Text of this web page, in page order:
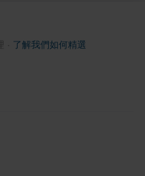
了解我們如何精選